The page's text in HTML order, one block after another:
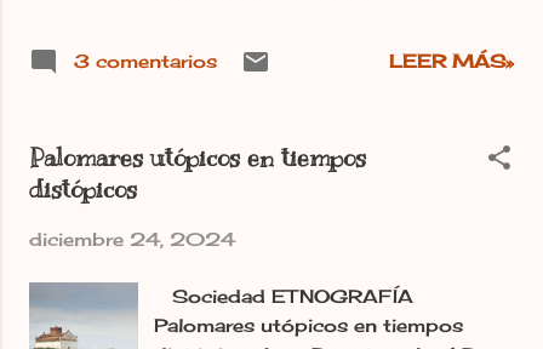
organizada por la Junta Vecinal de
en Leon Sur Digital
3 comentarios LEER MÁS»
Palomares utópicos en tiempos
distópicos
diciembre 24, 2024
Sociedad ETNOGRAFÍA
Palomares utópicos en tiempos